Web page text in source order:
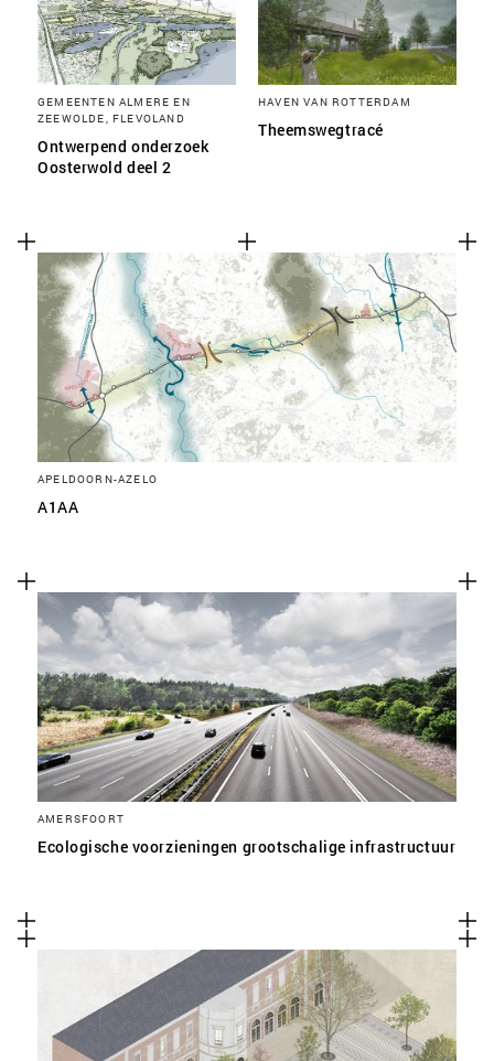
GEMEENTEN ALMERE EN
ZEEWOLDE, FLEVOLAND
Ontwerpend onderzoek
Oosterwold deel 2
HAVEN VAN ROTTERDAM
Theemswegtracé
APELDOORN-AZELO
A1AA
AMERSFOORT
Ecologische voorzieningen grootschalige infrastructuur